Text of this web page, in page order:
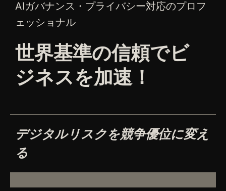
AIガバナンス・プライバシー対応のプロフ
ェッショナル
世界基準の信頼でビ
ジネスを加速！
デジタルリスクを競争優位に変え
る